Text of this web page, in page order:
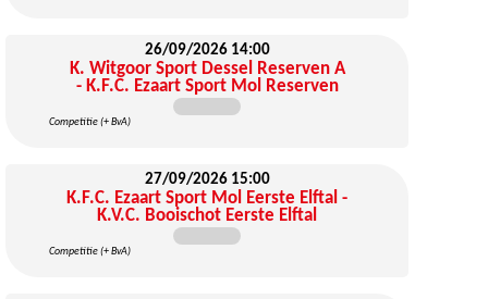
26/09/2026 14:00
K. Witgoor Sport Dessel Reserven A
- K.F.C. Ezaart Sport Mol Reserven
Competitie (+ BvA)
27/09/2026 15:00
K.F.C. Ezaart Sport Mol Eerste Elftal -
K.V.C. Booischot Eerste Elftal
Competitie (+ BvA)